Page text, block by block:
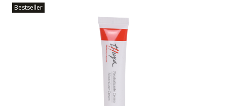
Bestseller